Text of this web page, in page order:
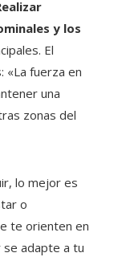
y los
El
«La fuerza en
una
zonas del
lo mejor es
o
te orienten en
adapte a tu